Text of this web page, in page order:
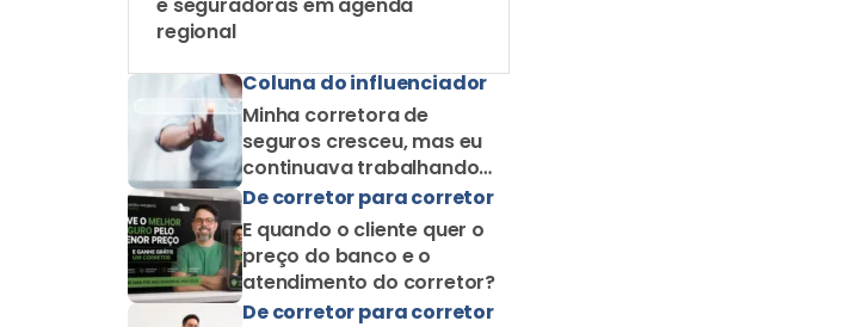
regional
Coluna do influenciador
Minha corretora de
seguros cresceu, mas eu
continuava trabalhando
como corretor solo
De corretor para corretor
E quando o cliente quer o
preço do banco e o
atendimento do corretor?
De corretor para corretor